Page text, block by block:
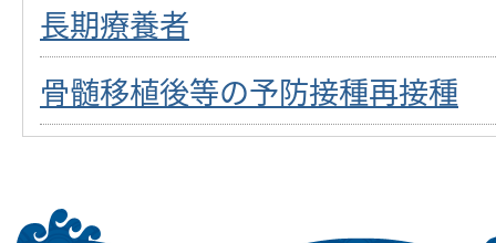
長期療養者
骨髄移植後等の予防接種再接種